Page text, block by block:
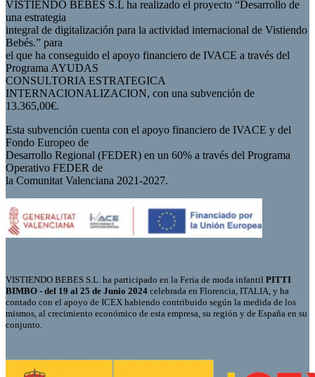
VISTIENDO BEBES S.L ha realizado el proyecto “Desarrollo de
una estrategia
integral de digitalización para la actividad internacional de Vistiendo
Bebés.” para
el que ha conseguido el apoyo financiero de IVACE a través del
Programa AYUDAS
CONSULTORIA ESTRATEGICA
INTERNACIONALIZACION, con una subvención de
13.365,00€.
Esta subvención cuenta con el apoyo financiero de IVACE y del
Fondo Europeo de
Desarrollo Regional (FEDER) en un 60% a través del Programa
Operativo FEDER de
la Comunitat Valenciana 2021-2027.
VISTIENDO BEBES S.L. ha participado en la Feria de moda infantil PITTI
BIMBO - del 19 al 25 de Junio 2024 celebrada en Florencia, ITALIA, y ha
contado con el apoyo de ICEX habiendo contribuido según la medida de los
mismos, al crecimiento económico de esta empresa, su región y de España en su
conjunto.